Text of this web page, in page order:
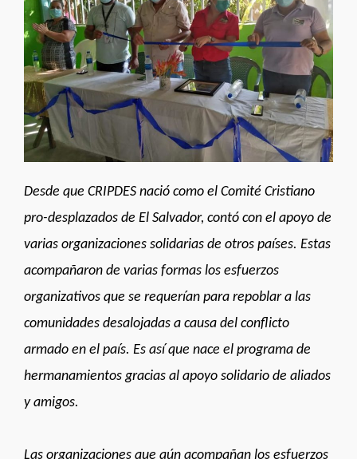
Desde que CRIPDES nació como el Comité Cristiano
pro-desplazados de El Salvador, contó con el apoyo de
varias organizaciones solidarias de otros países. Estas
acompañaron de varias formas los esfuerzos
organizativos que se requerían para repoblar a las
comunidades desalojadas a causa del conflicto
armado en el país. Es así que nace el programa de
hermanamientos gracias al apoyo solidario de aliados
y amigos.
Las organizaciones que aún acompañan los esfuerzos